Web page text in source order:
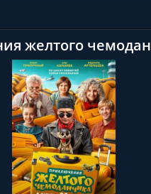
желтого
СМОТРЕТЬ ОНЛАЙН